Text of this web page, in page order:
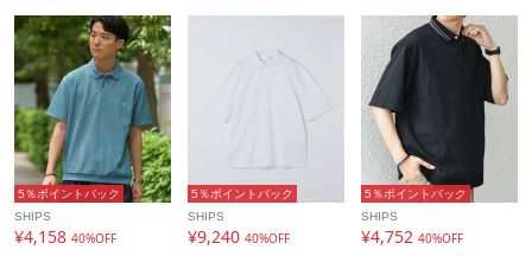
5％ポイントバック
SHIPS
¥4,158 40%OFF
5％ポイントバック
SHIPS
¥9,240 40%OFF
5％ポイントバック
SHIPS
¥4,752 40%OFF